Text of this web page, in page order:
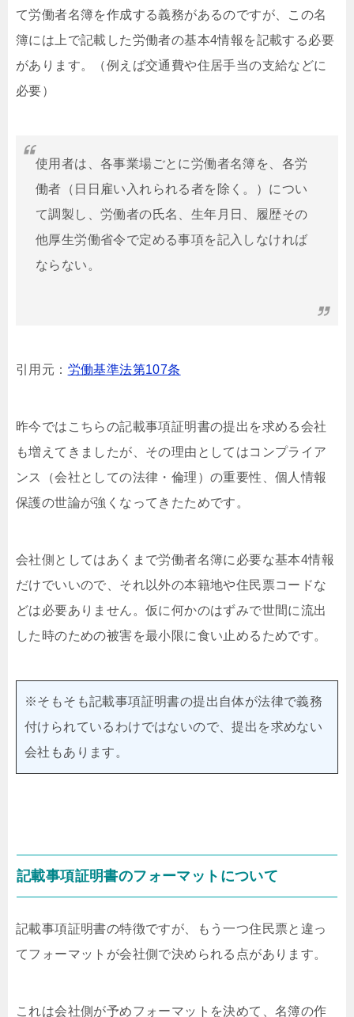
て労働者名簿を作成する義務があるのですが、この名
簿には上で記載した労働者の基本4情報を記載する必要
があります。（例えば交通費や住居手当の支給などに
必要）
使用者は、各事業場ごとに労働者名簿を、各労
働者（日日雇い入れられる者を除く。）につい
て調製し、労働者の氏名、生年月日、履歴その
他厚生労働省令で定める事項を記入しなければ
ならない。
引用元： 労働基準法第107条
昨今ではこちらの記載事項証明書の提出を求める会社
も増えてきましたが、その理由としてはコンプライア
ンス（会社としての法律・倫理）の重要性、個人情報
保護の世論が強くなってきたためです。
会社側としてはあくまで労働者名簿に必要な基本4情報
だけでいいので、それ以外の本籍地や住民票コードな
どは必要ありません。仮に何かのはずみで世間に流出
した時のための被害を最小限に食い止めるためです。
※そもそも記載事項証明書の提出自体が法律で義務
付けられているわけではないので、提出を求めない
会社もあります。
記載事項証明書のフォーマットについて
記載事項証明書の特徴ですが、もう一つ住民票と違っ
てフォーマットが会社側で決められる点があります。
これは会社側が予めフォーマットを決めて、名簿の作